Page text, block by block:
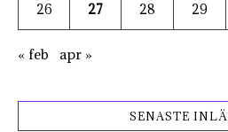
26 27 28 29
« feb apr »
SENASTE